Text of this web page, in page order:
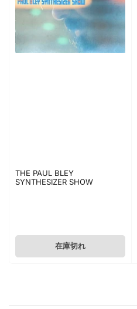
THE PAUL BLEY
SYNTHESIZER SHOW
在庫切れ